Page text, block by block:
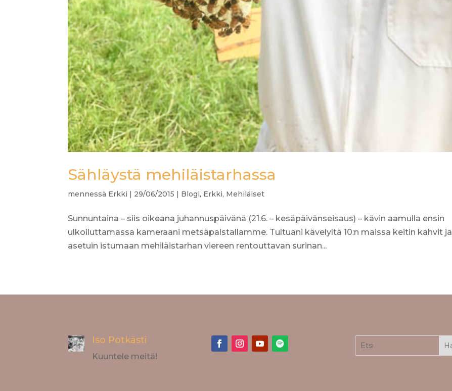
Sähläystä mehiläistarhassa
mennessä Erkki | 29/06/2015 | Blogi, Erkki, Mehiläiset
Sunnuntaina – siis oikeana juhannuspäivänä (21.6. – kesäpäivänseisaus) – kävin aamulla ensin
ulkoiluttamassa kameraani metsäpalstallamme. Tultuani kävelyltä 10:n maissa keitin kahvit ja
asetuin istumaan mehiläistarhan viereen rentouttavan surinan...
Iso Potkästi
Kuuntele meitä!